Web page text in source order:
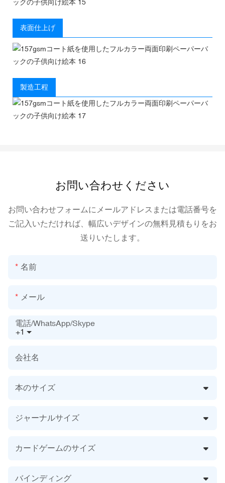
表面仕上げ
製造工程
お問い合わせください
お問い合わせフォームにメールアドレスまたは電話番号を
ご記入いただければ、幅広いデザインの無料見積もりをお
送りいたします。
名前
メール
+1
電話/WhatsApp/Skype
会社名
本のサイズ
ジャーナルサイズ
カードゲームのサイズ
バインディング